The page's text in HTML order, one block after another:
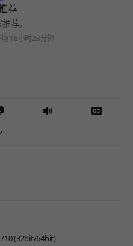
荐
荐。
18小时23分钟
10 (32bit/64bit)